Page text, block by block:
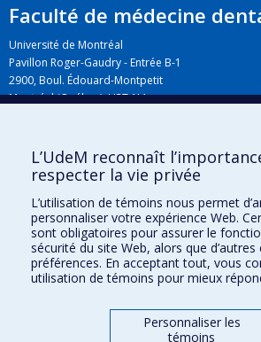
Faculté de médecine
Université de Montréal
Pavillon Roger-Gaudry - Entrée B-1
2900, Boul. Édouard-Montpetit
Montréal (Québec) H3T 1J4
Plan du campus
L’UdeM reconnaît
respecter la vie privée
L’utilisation de témoins nous permet
personnaliser votre expérience Web.
sont obligatoires pour assurer le
sécurité du site Web, alors que
préférences. En acceptant tout, vous
utilisation de témoins pour mieux
Personnaliser les
témoins